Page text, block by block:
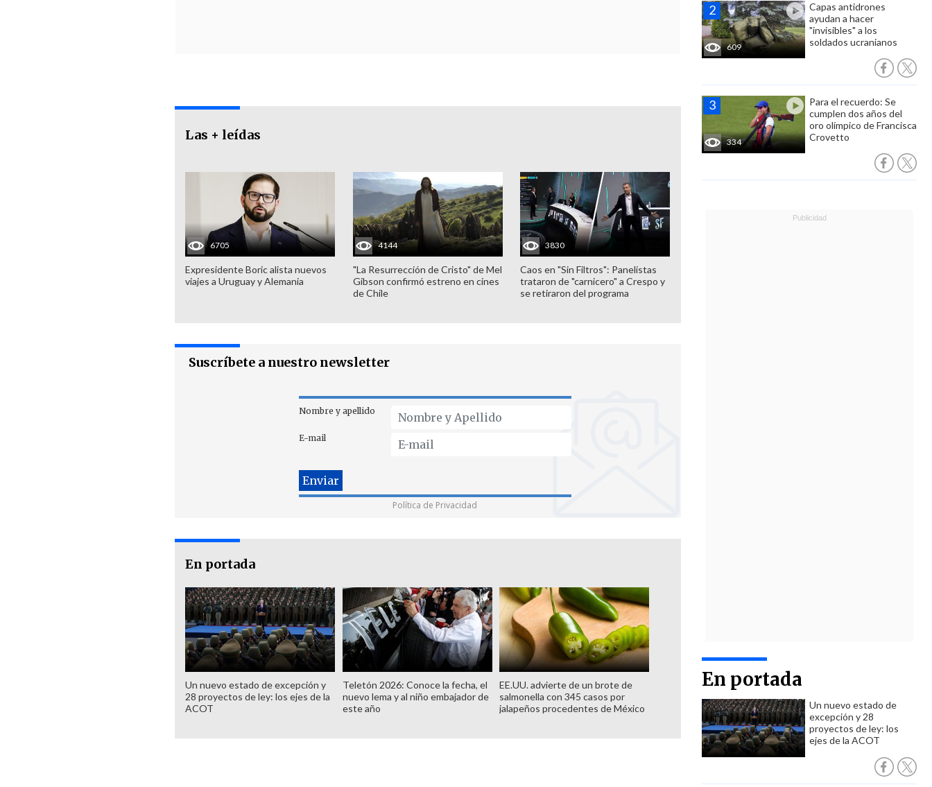
609
Capas antidrones
ayudan a hacer
"invisibles" a los
soldados ucranianos
334
Para el recuerdo: Se
cumplen dos años del
oro olímpico de Francisca
Crovetto
En portada
Un nuevo estado de
excepción y 28
proyectos de ley: los
ejes de la ACOT
Las + leídas
6705
Expresidente Boric alista nuevos
viajes a Uruguay y Alemania
4144
"La Resurrección de Cristo" de Mel
Gibson confirmó estreno en cines
de Chile
3830
Caos en "Sin Filtros": Panelistas
trataron de "carnicero" a Crespo y
se retiraron del programa
Suscríbete a nuestro newsletter
Nombre y apellido
E-mail
Política de Privacidad
En portada
Un nuevo estado de excepción y
28 proyectos de ley: los ejes de la
ACOT
Teletón 2026: Conoce la fecha, el
nuevo lema y al niño embajador de
este año
EE.UU. advierte de un brote de
salmonella con 345 casos por
jalapeños procedentes de México